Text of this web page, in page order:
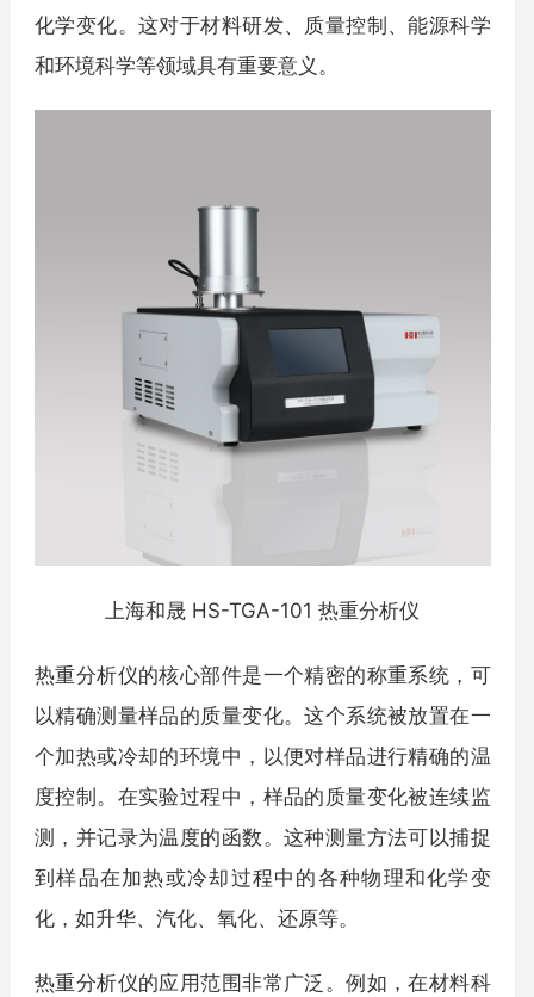
化学变化。这对于材料研发、质量控制、能源科学
和环境科学等领域具有重要意义。
上海和晟 HS-TGA-101 热重分析仪
热重分析仪的核心部件是一个精密的称重系统，可
以精确测量样品的质量变化。这个系统被放置在一
个加热或冷却的环境中，以便对样品进行精确的温
度控制。在实验过程中，样品的质量变化被连续监
测，并记录为温度的函数。这种测量方法可以捕捉
到样品在加热或冷却过程中的各种物理和化学变
化，如升华、汽化、氧化、还原等。
热重分析仪的应用范围非常广泛。例如，在材料科